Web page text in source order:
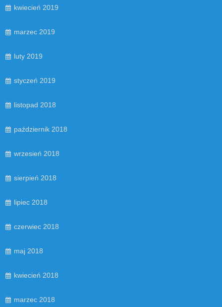
kwiecień 2019
marzec 2019
luty 2019
styczeń 2019
listopad 2018
październik 2018
wrzesień 2018
sierpień 2018
lipiec 2018
czerwiec 2018
maj 2018
kwiecień 2018
marzec 2018